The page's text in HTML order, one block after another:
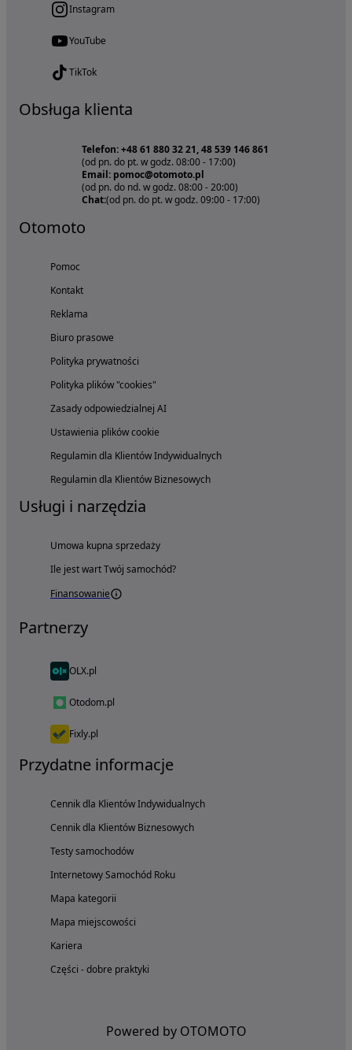
Instagram
YouTube
TikTok
Obsługa klienta
Telefon: +48 61 880 32 21, 48 539 146 861
(od pn. do pt. w godz. 08:00 - 17:00)
Email: pomoc@otomoto.pl
(od pn. do nd. w godz. 08:00 - 20:00)
Chat:(od pn. do pt. w godz. 09:00 - 17:00)
Otomoto
Pomoc
Kontakt
Reklama
Biuro prasowe
Polityka prywatności
Polityka plików "cookies"
Zasady odpowiedzialnej AI
Ustawienia plików cookie
Regulamin dla Klientów Indywidualnych
Regulamin dla Klientów Biznesowych
Usługi i narzędzia
Umowa kupna sprzedaży
Ile jest wart Twój samochód?
Finansowanie
Partnerzy
OLX.pl
Otodom.pl
Fixly.pl
Przydatne informacje
Cennik dla Klientów Indywidualnych
Cennik dla Klientów Biznesowych
Testy samochodów
Internetowy Samochód Roku
Mapa kategorii
Mapa miejscowości
Kariera
Części - dobre praktyki
Powered by OTOMOTO